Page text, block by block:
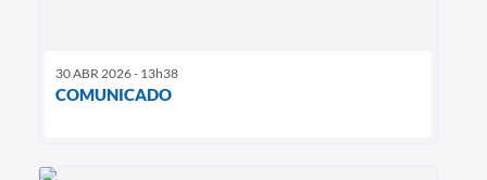
30 ABR 2026 - 13h38
COMUNICADO